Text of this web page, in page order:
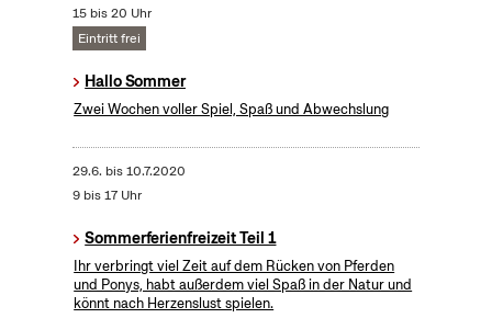
15 bis 20 Uhr
Eintritt frei
Hallo Sommer
Zwei Wochen voller Spiel, Spaß und Abwechslung
29.6. bis10.7.2020
9 bis 17 Uhr
Sommerferienfreizeit Teil 1
Ihr verbringt viel Zeit auf dem Rücken von Pferden
und Ponys, habt außerdem viel Spaß in der Natur und
könnt nach Herzenslust spielen.